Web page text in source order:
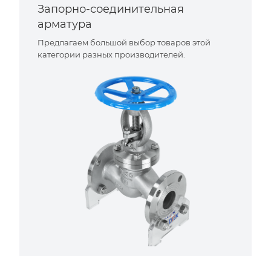
Запорно-соединительная
арматура
Предлагаем большой выбор товаров этой
категории разных производителей.